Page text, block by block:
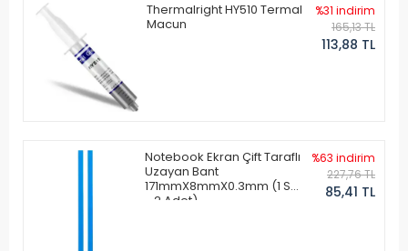
Thermalright HY510 Termal
Macun
%31 indirim
165,13 TL
113,88 TL
Notebook Ekran Çift Taraflı
Uzayan Bant
171mmX8mmX0.3mm (1 Set
- 2 Adet)
%63 indirim
227,76 TL
85,41 TL